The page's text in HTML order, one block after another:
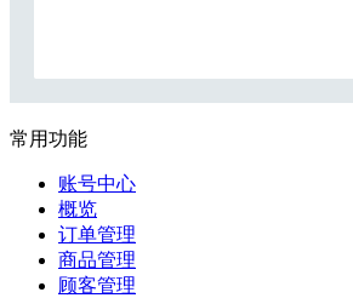
常用功能
账号中心
概览
订单管理
商品管理
顾客管理